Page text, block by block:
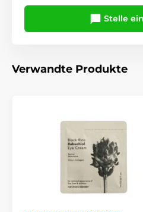
Stelle
Verwandte Produkte